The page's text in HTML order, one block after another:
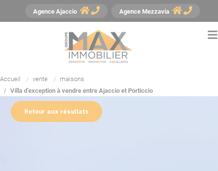
Agence Ajaccio Agence Mezzavia
Accueil vente
maisons
Villa d’exception à vendre entre Ajaccio et Porticcio
Retour aux résultats
Panneau de gestion des cookies